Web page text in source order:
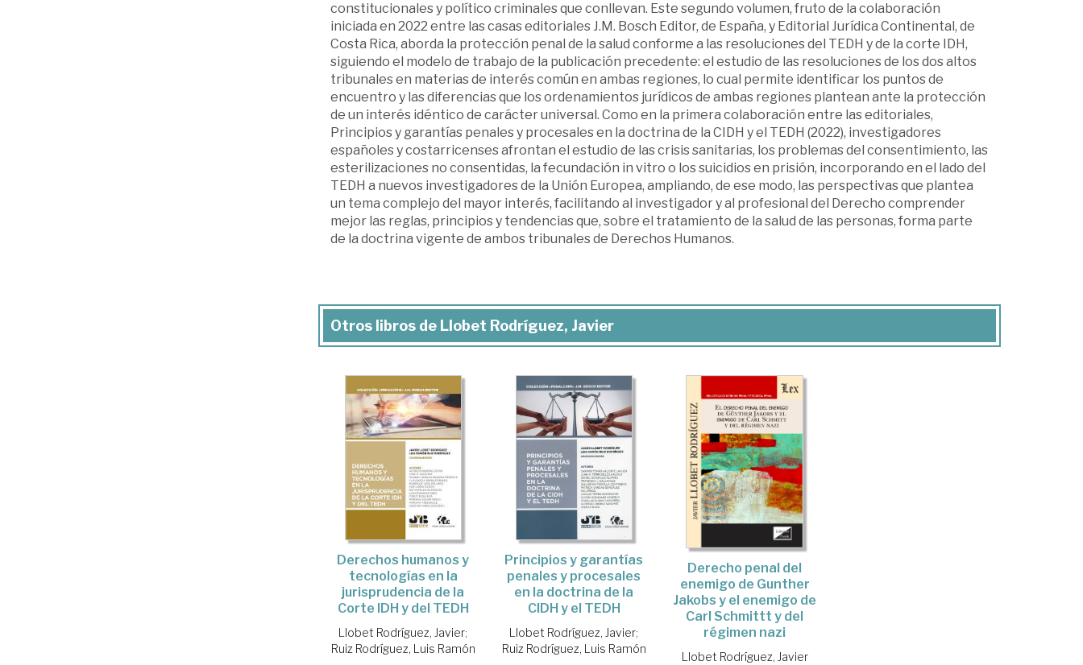
constitucionales y político criminales que conllevan. Este segundo volumen, fruto de la colaboración
iniciada en 2022 entre las casas editoriales J.M. Bosch Editor, de España, y Editorial Jurídica Continental, de
Costa Rica, aborda la protección penal de la salud conforme a las resoluciones del TEDH y de la corte IDH,
siguiendo el modelo de trabajo de la publicación precedente: el estudio de las resoluciones de los dos altos
tribunales en materias de interés común en ambas regiones, lo cual permite identificar los puntos de
encuentro y las diferencias que los ordenamientos jurídicos de ambas regiones plantean ante la protección
de un interés idéntico de carácter universal. Como en la primera colaboración entre las editoriales,
Principios y garantías penales y procesales en la doctrina de la CIDH y el TEDH (2022), investigadores
españoles y costarricenses afrontan el estudio de las crisis sanitarias, los problemas del consentimiento, las
esterilizaciones no consentidas, la fecundación in vitro o los suicidios en prisión, incorporando en el lado del
TEDH a nuevos investigadores de la Unión Europea, ampliando, de ese modo, las perspectivas que plantea
un tema complejo del mayor interés, facilitando al investigador y al profesional del Derecho comprender
mejor las reglas, principios y tendencias que, sobre el tratamiento de la salud de las personas, forma parte
de la doctrina vigente de ambos tribunales de Derechos Humanos.
Otros libros de Llobet Rodríguez, Javier
Derechos humanos y
tecnologías en la
jurisprudencia de la
Corte IDH y del TEDH
Llobet Rodríguez, Javier;
Ruiz Rodríguez, Luis Ramón
Principios y garantías
penales y procesales
en la doctrina de la
CIDH y el TEDH
Llobet Rodríguez, Javier;
Ruiz Rodríguez, Luis Ramón
Derecho penal del
enemigo de Gunther
Jakobs y el enemigo de
Carl Schmittt y del
régimen nazi
Llobet Rodríguez, Javier